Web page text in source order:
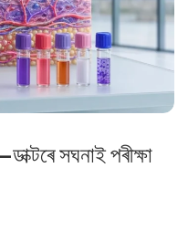
সঘনাই পৰীক্ষা